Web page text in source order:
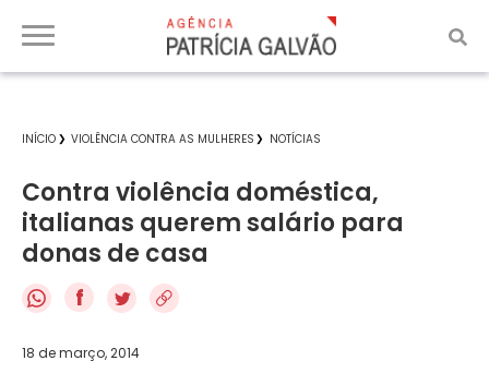
INÍCIO VIOLÊNCIA CONTRA AS MULHERES NOTÍCIAS
Contra violência doméstica,
italianas querem salário para
donas de casa
f
18 de março, 2014